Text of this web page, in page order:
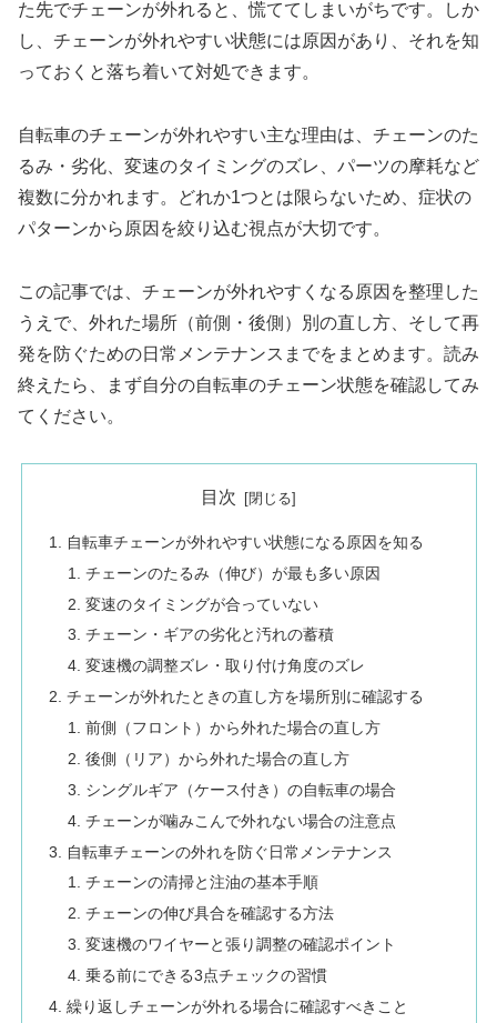
た先でチェーンが外れると、慌ててしまいがちです。しか
し、チェーンが外れやすい状態には原因があり、それを知
っておくと落ち着いて対処できます。
自転車のチェーンが外れやすい主な理由は、チェーンのた
るみ・劣化、変速のタイミングのズレ、パーツの摩耗など
複数に分かれます。どれか1つとは限らないため、症状の
パターンから原因を絞り込む視点が大切です。
この記事では、チェーンが外れやすくなる原因を整理した
うえで、外れた場所（前側・後側）別の直し方、そして再
発を防ぐための日常メンテナンスまでをまとめます。読み
終えたら、まず自分の自転車のチェーン状態を確認してみ
てください。
目次
自転車チェーンが外れやすい状態になる原因を知る
チェーンのたるみ（伸び）が最も多い原因
変速のタイミングが合っていない
チェーン・ギアの劣化と汚れの蓄積
変速機の調整ズレ・取り付け角度のズレ
チェーンが外れたときの直し方を場所別に確認する
前側（フロント）から外れた場合の直し方
後側（リア）から外れた場合の直し方
シングルギア（ケース付き）の自転車の場合
チェーンが噛みこんで外れない場合の注意点
自転車チェーンの外れを防ぐ日常メンテナンス
チェーンの清掃と注油の基本手順
チェーンの伸び具合を確認する方法
変速機のワイヤーと張り調整の確認ポイント
乗る前にできる3点チェックの習慣
繰り返しチェーンが外れる場合に確認すべきこと